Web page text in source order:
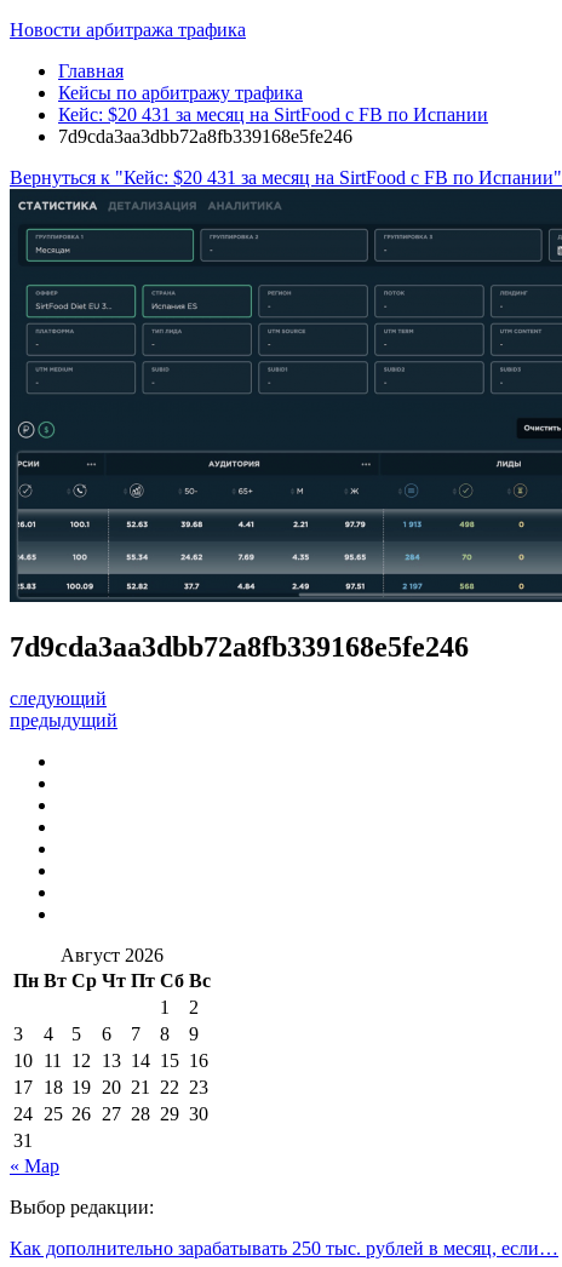
Новости арбитража трафика
Главная
Кейсы по арбитражу трафика
Кейс: $20 431 за месяц на SirtFood с FB по Испании
7d9cda3aa3dbb72a8fb339168e5fe246
Вернуться к "Кейс: $20 431 за месяц на SirtFood с FB по Испании"
7d9cda3aa3dbb72a8fb339168e5fe246
следующий
предыдущий
Август 2026
Пн Вт Ср Чт Пт Сб Вс
1
2
3
4 5 6 7 8
9
10 11 12 13 14 15 16
17 18 19 20 21 22 23
24 25 26 27 28 29 30
31
« Мар
Выбор редакции:
Как дополнительно зарабатывать 250 тыс. рублей в месяц, если…